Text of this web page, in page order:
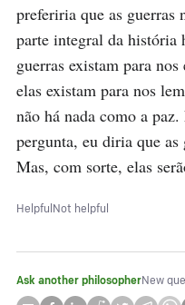
preferiria que as guerras
parte integral da história
guerras existam para
elas existam para nos
não há nada como a
pergunta, eu diria que as
Mas, com sorte, elas
HelpfulNot helpful
Ask another philosopherNew